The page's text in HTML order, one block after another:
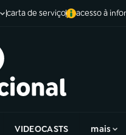
carta de serviço acesso à
VIDEOCASTS mais